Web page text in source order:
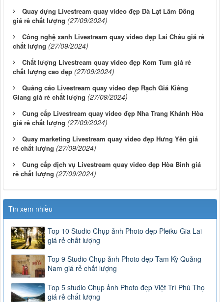
Quay dựng Livestream quay video đẹp Đà Lạt Lâm Đồng
giá rẻ chất lượng (27/09/2024)
Công nghệ xanh Livestream quay video đẹp Lai Châu giá rẻ
chất lượng (27/09/2024)
Chất lượng Livestream quay video đẹp Kom Tum giá rẻ
chất lượng cao đẹp (27/09/2024)
Quảng cáo Livestream quay video đẹp Rạch Giá Kiêng
Giang giá rẻ chất lượng (27/09/2024)
Cung cấp Livestream quay video đẹp Nha Trang Khánh Hòa
giá rẻ chất lượng (27/09/2024)
Quay marketing Livestream quay video đẹp Hưng Yên giá
rẻ chất lượng (27/09/2024)
Cung cấp dịch vụ Livestream quay video đẹp Hòa Bình giá
rẻ chất lượng (27/09/2024)
Tin xem nhiều
Top 10 Studio Chụp ảnh Photo đẹp Pleiku Gia Lai
giá rẻ chất lượng
Top 9 Studio Chụp ảnh Photo đẹp Tam Kỳ Quảng
Nam giá rẻ chất lượng
Top 5 studio Chụp ảnh Photo đẹp Việt Trì Phú Thọ
giá rẻ chất lượng